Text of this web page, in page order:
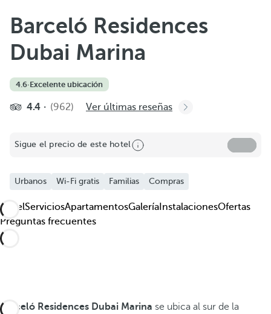
Ver más fotos y vídeos
Barceló Residences
Dubai Marina
4.6·Excelente ubicación
4.4 (962) Ver últimas reseñas
Sigue el precio de este hotel
Urbanos Wi-Fi gratis Familias Compras
HotelServiciosApartamentosGalería InstalacionesOfertas
Preguntas frecuentes
Barceló Residences Dubai Marina se ubica al sur de la